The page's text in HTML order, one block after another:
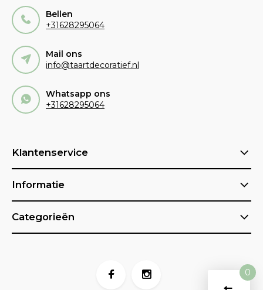
Bellen
+31628295064
Mail ons
info@taartdecoratief.nl
Whatsapp ons
+31628295064
Klantenservice
Informatie
Categorieën
0
Vergelijk